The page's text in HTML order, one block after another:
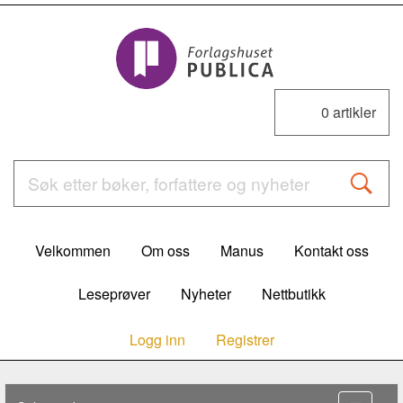
0 artikler
Velkommen Om oss Manus Kontakt oss
Leseprøver Nyheter Nettbutikk
Logg inn Registrer